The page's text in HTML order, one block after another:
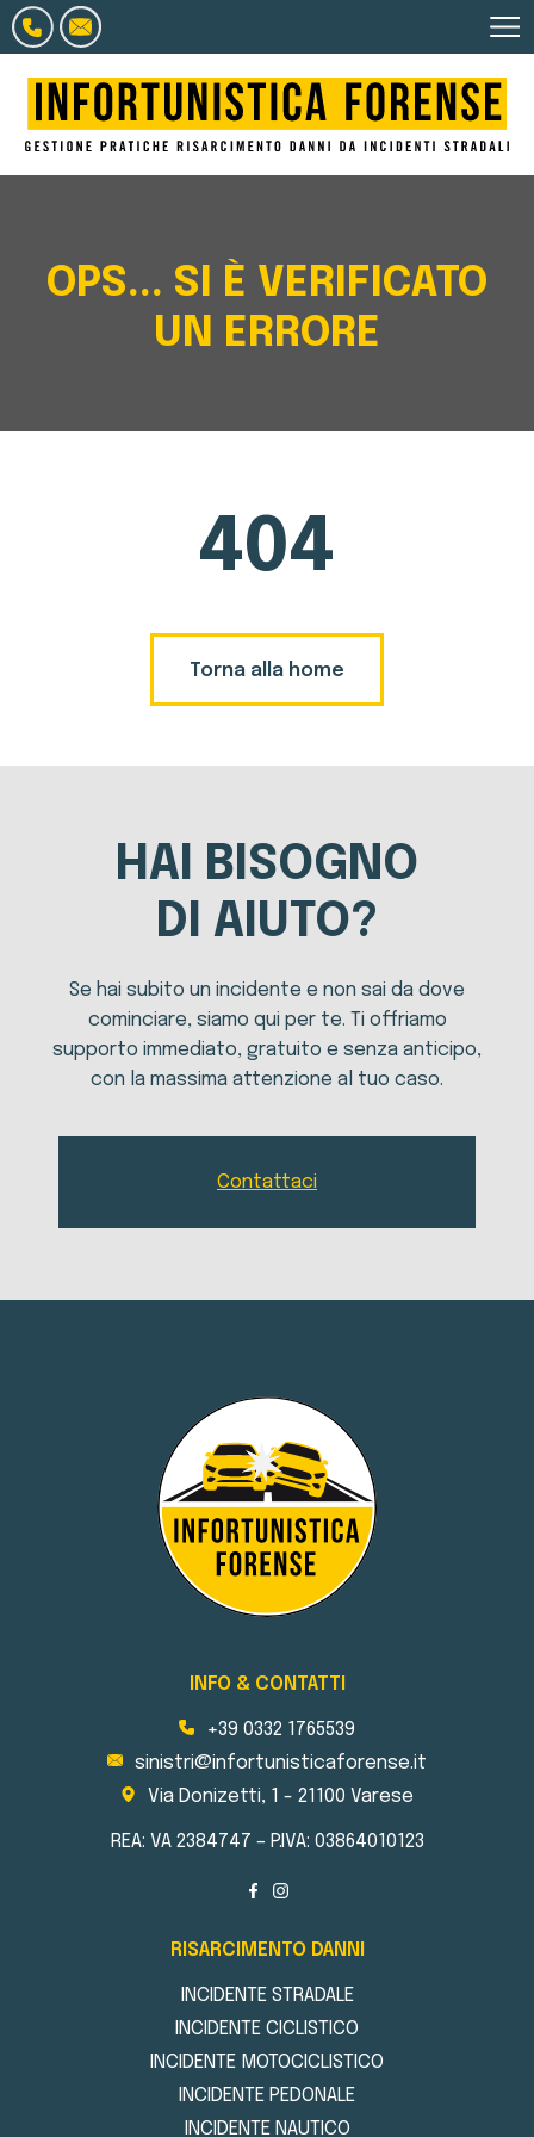
OPS... SI È VERIFICATO
UN ERRORE
404
Torna alla home
HAI BISOGNO
DI AIUTO?
Se hai subito un incidente e non sai da dove
cominciare, siamo qui per te. Ti offriamo
supporto immediato, gratuito e senza anticipo,
con la massima attenzione al tuo caso.
Contattaci
INFO & CONTATTI
+39 0332 1765539
sinistri@infortunisticaforense.it
Via Donizetti, 1 - 21100 Varese
REA: VA 2384747 – P.IVA: 03864010123
RISARCIMENTO DANNI
INCIDENTE STRADALE
INCIDENTE CICLISTICO
INCIDENTE MOTOCICLISTICO
INCIDENTE PEDONALE
INCIDENTE NAUTICO